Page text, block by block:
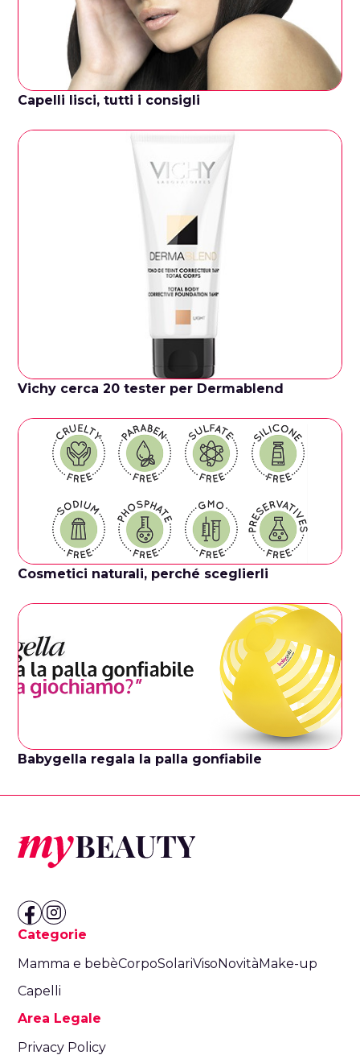
Capelli lisci, tutti i consigli
Vichy cerca 20 tester per Dermablend
Cosmetici naturali, perché sceglierli
Babygella regala la palla gonfiabile
Categorie
Mamma e bebèCorpoSolariVisoNovitàMake-up
Capelli
Area Legale
Privacy Policy